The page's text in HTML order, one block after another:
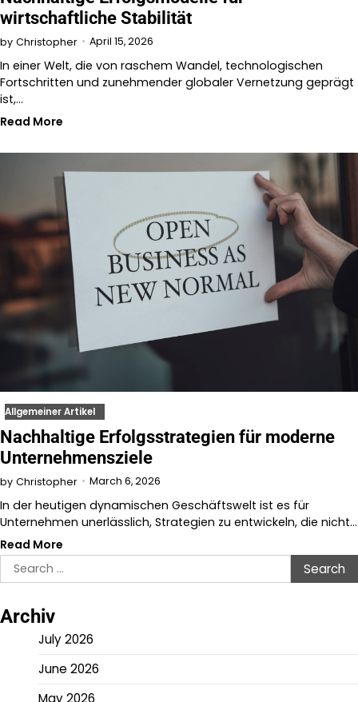
wirtschaftliche Stabilität
by Christopher April 15, 2026
In einer Welt, die von raschem Wandel, technologischen
Fortschritten und zunehmender globaler Vernetzung geprägt
ist,…
Read More
Allgemeiner Artikel
Nachhaltige Erfolgsstrategien für moderne
Unternehmensziele
by Christopher March 6, 2026
In der heutigen dynamischen Geschäftswelt ist es für
Unternehmen unerlässlich, Strategien zu entwickeln, die nicht…
Read More
Search
for:
Archiv
July 2026
June 2026
May 2026